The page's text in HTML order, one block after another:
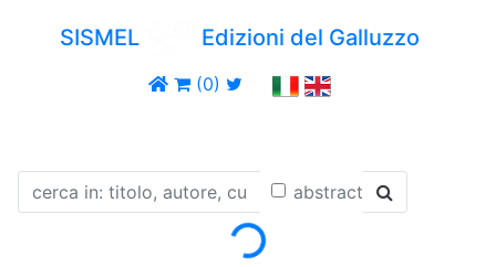
SISMEL Edizioni del Galluzzo
(0)
abstract
Loading...